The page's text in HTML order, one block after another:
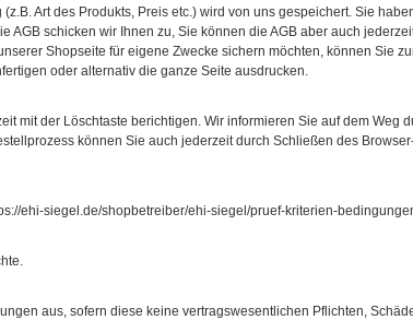
Art des Produkts, Preis etc.) wird von uns gespeichert. Sie
AGB schicken wir Ihnen zu, Sie können die AGB aber auch
Shopseite für eigene Zwecke sichern möchten, können Sie
oder alternativ die ganze Seite ausdrucken.
mit der Löschtaste berichtigen. Wir informieren Sie auf dem Weg
können Sie auch jederzeit durch Schließen des
ehi-siegel.de/shopbetreiber/ehi-siegel/pruef-kriterien-
aus, sofern diese keine vertragswesentlichen Pflichten,